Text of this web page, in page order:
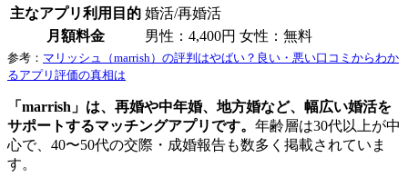
主なアプリ利用目的 婚活/再婚活
月額料金
男性：4,400円 女性：無料
参考： マリッシュ（marrish）の評判はやばい？良い・悪い口コミからわか
るアプリ評価の真相は
「marrish」は、再婚や中年婚、地方婚など、幅広い婚活を
サポートするマッチングアプリです。 年齢層は30代以上が中
心で、40〜50代の交際・成婚報告も数多く掲載されていま
す。